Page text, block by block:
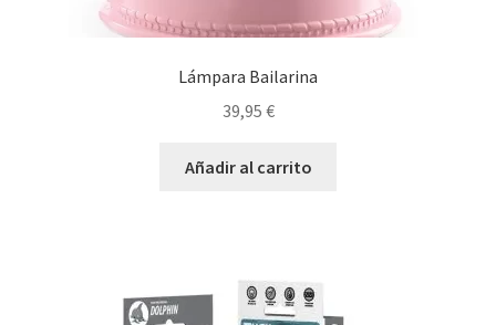
Lámpara Bailarina
39,95 €
Añadir al carrito